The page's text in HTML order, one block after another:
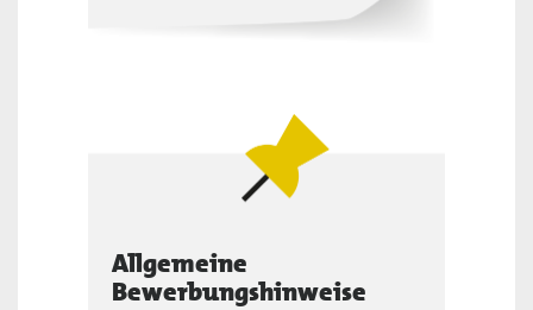
Allgemeine
Bewerbungshinweise